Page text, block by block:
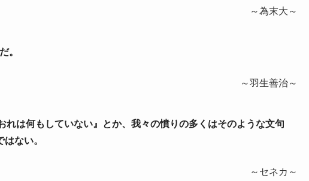
～為末大～
。
～羽生善治～
れは何もしていない』とか、我々の憤りの多くはそのような文句
ない。
～セネカ～